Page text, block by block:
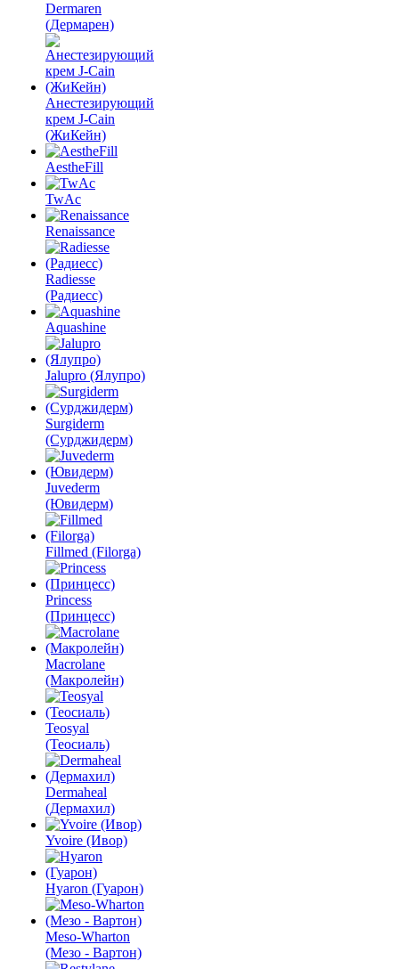
Dermaren
(Дермарен)
Анестезирующий
крем J-Cain
(ЖиКейн)
AestheFill
TwAc
Renaissance
Radiesse
(Радиесс)
Aquashine
Jalupro (Ялупро)
Surgiderm
(Сурджидерм)
Juvederm
(Ювидерм)
Fillmed (Filorga)
Princess
(Принцесс)
Macrolane
(Макролейн)
Teosyal
(Теосиаль)
Dermaheal
(Дермахил)
Yvoire (Ивор)
Hyaron (Гуарон)
Meso-Wharton
(Мезо - Вартон)